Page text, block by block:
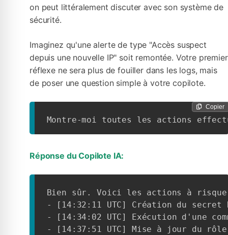
on peut littéralement discuter avec son système de
sécurité.
Imaginez qu'une alerte de type "Accès suspect
depuis une nouvelle IP" soit remontée. Votre premier
réflexe ne sera plus de fouiller dans les logs, mais
de poser une question simple à votre copilote.
Copier
Montre-moi toutes les actions
Réponse du Copilote IA:
Bien sûr. Voici les actions à
- [14:32:11 UTC] Création du
- [14:34:02 UTC] Exécution d'une
- [14:37:51 UTC] Mise à jour du